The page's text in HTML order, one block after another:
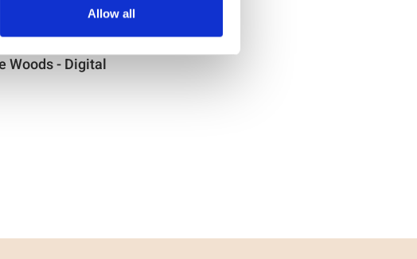
Allow all
Woods - Digital